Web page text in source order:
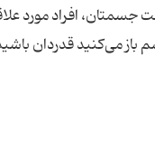
جسمتان، افراد مورد
باز می‌کنید قدردان